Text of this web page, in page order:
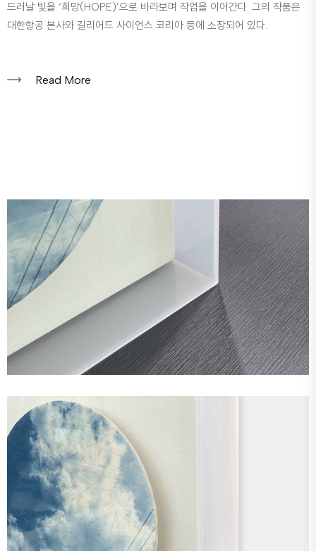
드러날 빛을 ‘희망(HOPE)’으로 바라보며 작업을 이어간다. 그의 작품은
대한항공 본사와 길리어드 사이언스 코리아 등에 소장되어 있다.
Read More